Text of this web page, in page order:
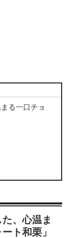
る一口チョ
、心温ま
ト和栗」